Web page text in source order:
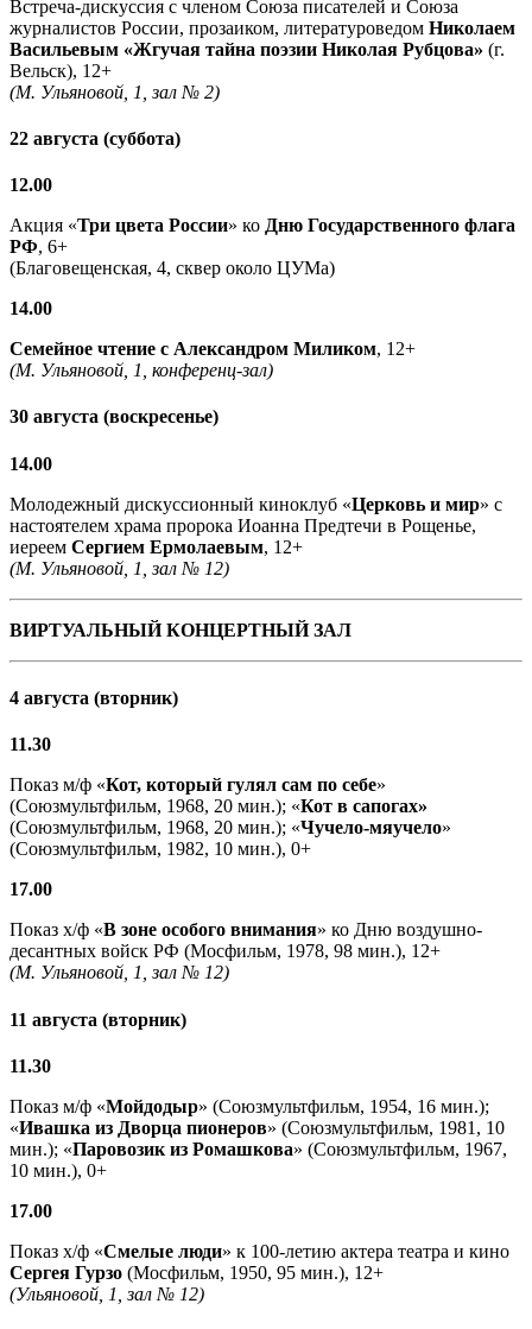
Встреча-дискуссия с членом Союза писателей и Союза
журналистов России, прозаиком, литературоведом Николаем
Васильевым «Жгучая тайна поэзии Николая Рубцова» (г.
Вельск), 12+
(М. Ульяновой, 1, зал № 2)
22 августа (суббота)
12.00
Акция «Три цвета России» ко Дню Государственного флага
РФ, 6+
(Благовещенская, 4, сквер около ЦУМа)
14.00
Семейное чтение с Александром Миликом, 12+
(М. Ульяновой, 1, конференц-зал)
30 августа (воскресенье)
14.00
Молодежный дискуссионный киноклуб «Церковь и мир» с
настоятелем храма пророка Иоанна Предтечи в Рощенье,
иереем Сергием Ермолаевым, 12+
(М. Ульяновой, 1, зал № 12)
ВИРТУАЛЬНЫЙ КОНЦЕРТНЫЙ ЗАЛ
4 августа (вторник)
11.30
Показ м/ф «Кот, который гулял сам по себе»
(Союзмультфильм, 1968, 20 мин.); «Кот в сапогах»
(Союзмультфильм, 1968, 20 мин.); «Чучело-мяучело»
(Союзмультфильм, 1982, 10 мин.), 0+
17.00
Показ х/ф «В зоне особого внимания» ко Дню воздушно-
десантных войск РФ (Мосфильм, 1978, 98 мин.), 12+
(М. Ульяновой, 1, зал № 12)
11 августа (вторник)
11.30
Показ м/ф «Мойдодыр» (Союзмультфильм, 1954, 16 мин.);
«Ивашка из Дворца пионеров» (Союзмультфильм, 1981, 10
мин.); «Паровозик из Ромашкова» (Союзмультфильм, 1967,
10 мин.), 0+
17.00
Показ х/ф «Смелые люди» к 100-летию актера театра и кино
Сергея Гурзо (Мосфильм, 1950, 95 мин.), 12+
(Ульяновой, 1, зал № 12)